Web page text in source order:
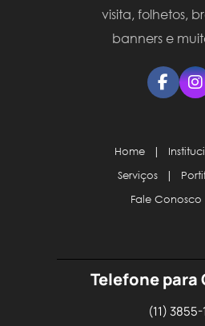
visita, folhetos,
banners e
Home |
Serviços
|
Fale Conosco
Telefone
(11) 3855-